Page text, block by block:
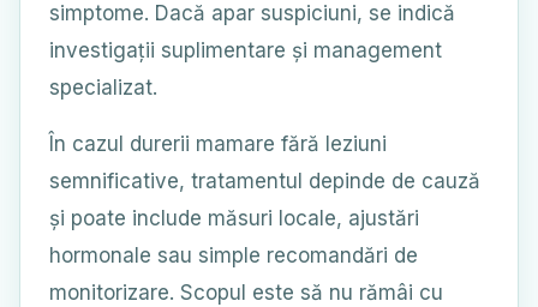
simptome. Dacă apar suspiciuni, se indică
investigații suplimentare și management
specializat.
În cazul durerii mamare fără leziuni
semnificative, tratamentul depinde de cauză
și poate include măsuri locale, ajustări
hormonale sau simple recomandări de
monitorizare. Scopul este să nu rămâi cu